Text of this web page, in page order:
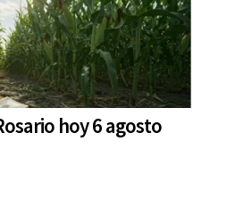
hoy 6 agosto